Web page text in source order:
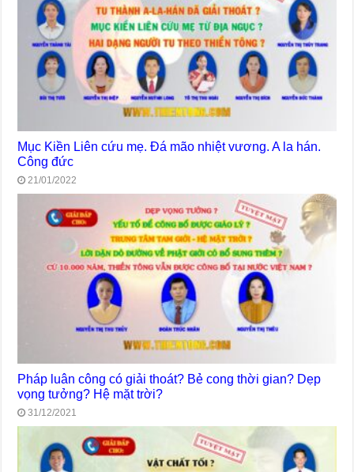
Mục Kiền Liên cứu mẹ. Đá mão nhiệt vương. A la hán.
Công đức
21/01/2022
Pháp luân công có giải thoát? Bẻ cong thời gian? Dẹp
vọng tưởng? Hệ mặt trời?
31/12/2021